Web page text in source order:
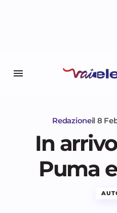
Redazioneil 8
In
Puma